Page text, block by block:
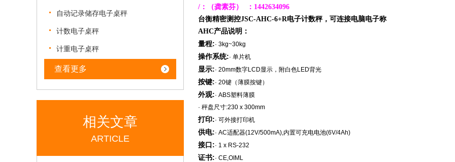
自动记录储存电子桌秤
计数电子桌秤
计重电子桌秤
查看更多
相关文章
ARTICLE
/ ： （龚素芬） ：1442634096
台衡精密测控JSC-AHC-6+R电子计数秤，可连接电脑电子称
AHC产品说明：
量程:· 3kg~30kg
操作系统:· 单片机
显示:· 20mm数字LCD显示，附白色LED背光
按键:· 20键（薄膜按键）
外观:· ABS塑料薄膜
· 秤盘尺寸:230 x 300mm
打印:· 可外接打印机
供电:· AC适配器(12V/500mA),内置可充电电池(6V/4Ah)
接口:· 1 x RS-232
证书:· CE,OIML